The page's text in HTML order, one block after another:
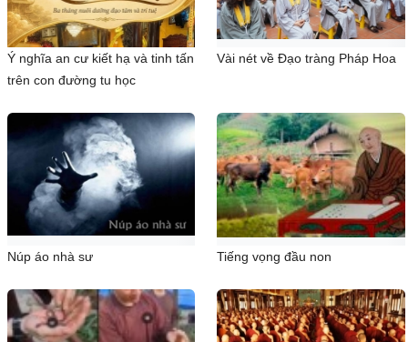
Ý nghĩa an cư kiết hạ và tinh tấn
trên con đường tu học
Vài nét về Đạo tràng Pháp Hoa
Núp áo nhà sư Tiếng vọng đầu non